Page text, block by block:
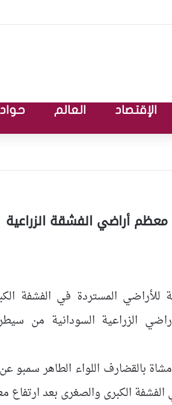
الإقتصاد العالم
أراضي الفشقة الزراعية
للأراضي المستردة في الفشفة
الزراعية السودانية من
بالقضارف اللواء الطاهر سمبو
الكبرى والصغرى بعد ارتفاع